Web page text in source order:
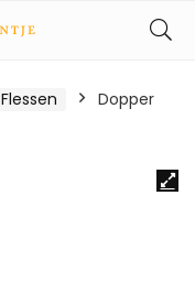
Flessen
Dopper